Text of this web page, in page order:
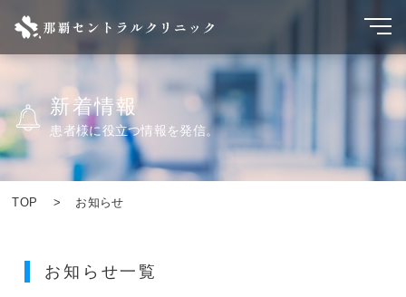
新着情報
患者様に役立つ情報を発信。
TOP お知らせ
お知らせ一覧